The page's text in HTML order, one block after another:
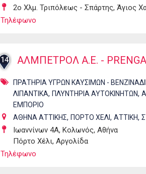
2o Χλμ. Τριπόλεως - Σπάρτης, Άγιος
Τηλέφωνο
14 ΑΛΜΠΕΤΡΟΛ Α.Ε. - PRENGA
ΠΡΑΤΗΡΙΑ ΥΓΡΩΝ ΚΑΥΣΙΜΩΝ -
ΛΙΠΑΝΤΙΚΑ, ΠΛΥΝΤΗΡΙΑ ΑΥΤΟΚΙΝΗΤΩΝ,
ΕΜΠΟΡΙΟ
ΑΘΗΝΑ ΑΤΤΙΚΗΣ, ΠΟΡΤΟ ΧΕΛΙ, ΑΤΤΙΚΗ,
Ιωαννίνων 4Α, Κολωνός, Αθήνα
Πόρτο Χέλι, Αργολίδα
Τηλέφωνο